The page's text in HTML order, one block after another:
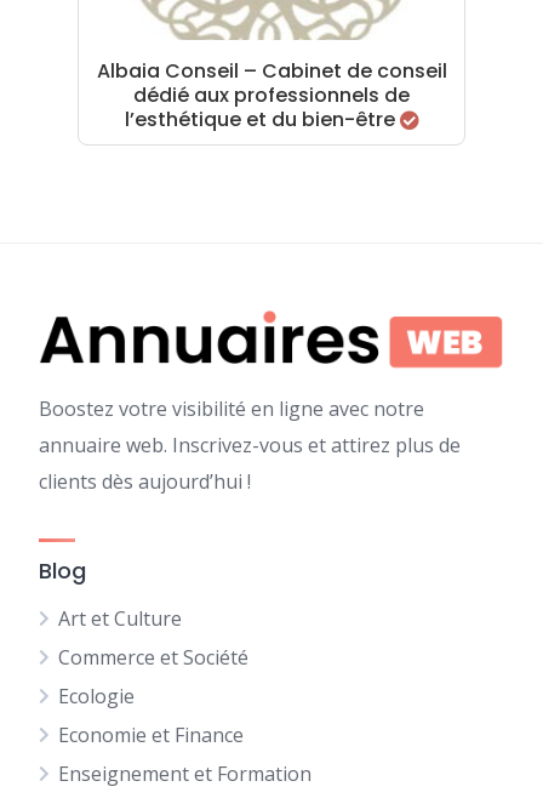
Albaia Conseil – Cabinet de conseil
dédié aux professionnels de
l’esthétique et du bien-être
Boostez votre visibilité en ligne avec notre
annuaire web. Inscrivez-vous et attirez plus de
clients dès aujourd’hui !
Blog
Art et Culture
Commerce et Société
Ecologie
Economie et Finance
Enseignement et Formation